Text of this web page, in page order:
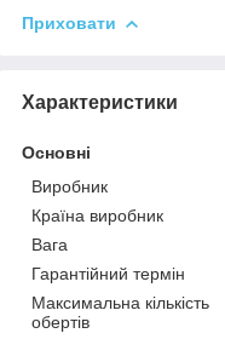
Приховати
Характеристики
Основні
Виробник
Країна виробник
Вага
Гарантійний термін
Максимальна кількість
обертів